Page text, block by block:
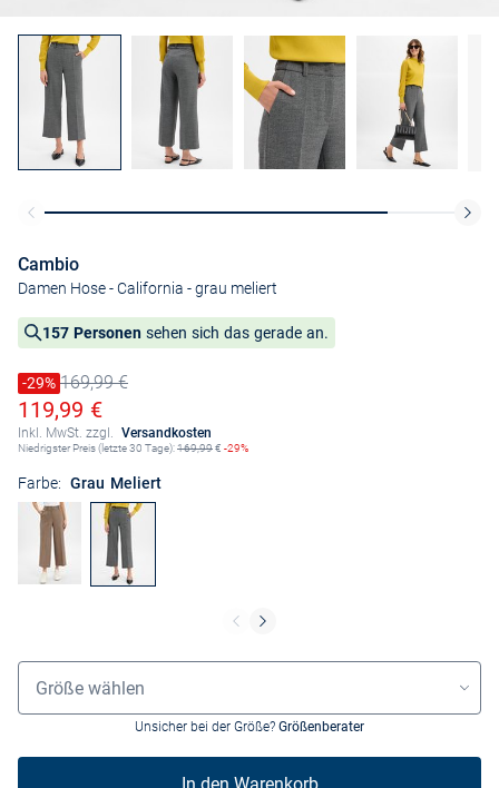
Cambio
Damen Hose - California - grau meliert
157 Personen sehen sich das gerade an.
Preis reduziert um
-29%
Alter Preis169,99 €
Ermäßigter Preis
119,99 €
Inkl. MwSt. zzgl. Versandkosten
Niedrigster Preis (letzte 30 Tage):169,99€ -29%
Farbe: Grau Meliert
Größenauswahl
Größe wählen
Unsicher bei der Größe? Größenberater